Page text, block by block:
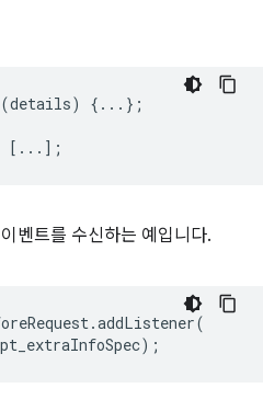
(details)
{...};
[...];
이벤트를 수신하는 예입니다.
.addListener(
);